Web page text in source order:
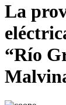
La
“Río